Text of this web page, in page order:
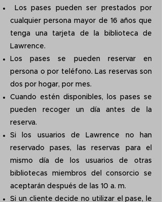
Los pases pueden ser prestados por
cualquier persona mayor de 16 años que
tenga una tarjeta de la biblioteca de
Lawrence.
Los pases se pueden reservar en
persona o por teléfono. Las reservas son
dos por hogar, por mes.
Cuando estén disponibles, los pases se
pueden recoger un día antes de la
reserva.
Si los usuarios de Lawrence no han
reservado pases, las reservas para el
mismo día de los usuarios de otras
bibliotecas miembros del consorcio se
aceptarán después de las 10 a. m.
Si un cliente decide no utilizar el pase, le